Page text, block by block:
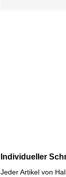
Individueller
Jeder Artikel von